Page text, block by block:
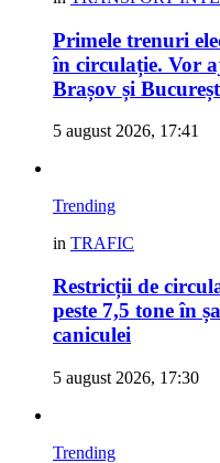
Primele trenuri
în circulație. Vor
Brașov și
5 august 2026, 17:41
Trending
in TRAFIC
Restricții de
peste 7,5 tone în
caniculei
5 august 2026, 17:30
Trending